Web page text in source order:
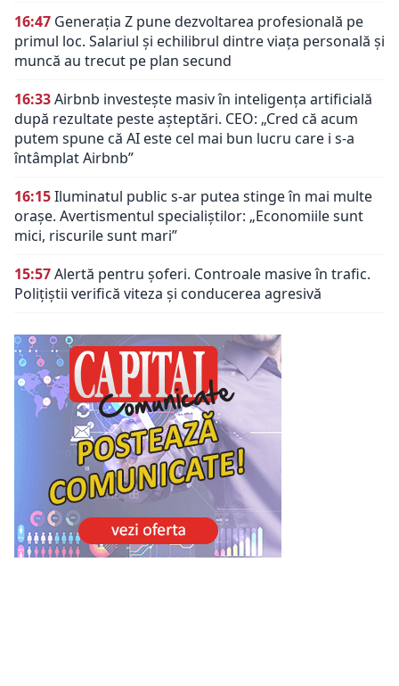
16:47 Generația Z pune dezvoltarea profesională pe
primul loc. Salariul și echilibrul dintre viața personală și
muncă au trecut pe plan secund
16:33Airbnb investește masiv în inteligența artificială
după rezultate peste așteptări. CEO: „Cred că acum
putem spune că AI este cel mai bun lucru care i s-a
întâmplat Airbnb”
16:15Iluminatul public s-ar putea stinge în mai multe
orașe. Avertismentul specialiștilor: „Economiile sunt
mici, riscurile sunt mari”
15:57Alertă pentru șoferi. Controale masive în trafic.
Polițiștii verifică viteza și conducerea agresivă